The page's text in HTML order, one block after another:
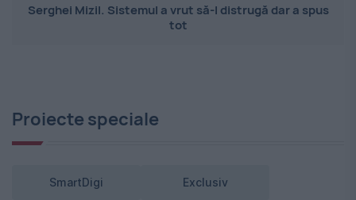
Serghei Mizil. Sistemul a vrut să-l distrugă dar a spus
tot
Proiecte speciale
SmartDigi Exclusiv